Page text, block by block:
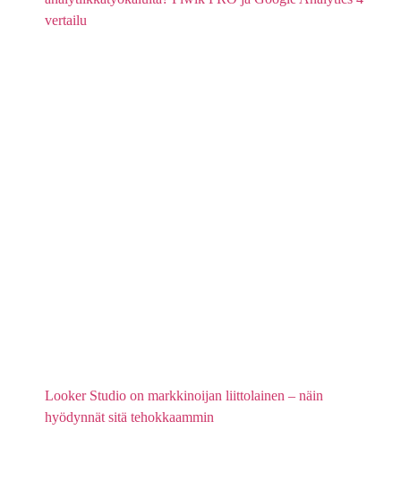
vertailu
Looker Studio on markkinoijan liittolainen – näin
hyödynnät sitä tehokkaammin